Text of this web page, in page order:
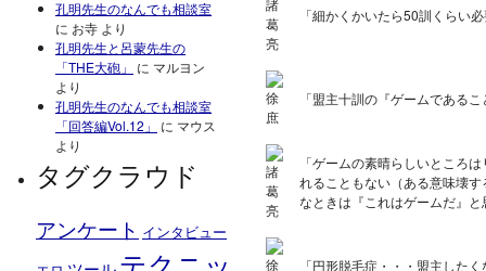
孔明先生のなんでも相談室
に お寺 より
孔明先生と呂蒙先生の
「THE大砲」
に マルヨン
より
孔明先生のなんでも相談室
「回答編Vol.12」
に マウス
より
タグクラウド
アンケート インタビュー
「細かくかいたら50訓くらい
「盟主十訓の『ゲームである
「ゲームの素晴らしいところ
れることもない（ある意味壊
なときは『これはゲームだ』
「円形脱毛症・・・盟主した